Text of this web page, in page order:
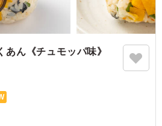
ん《チュモッパ味》